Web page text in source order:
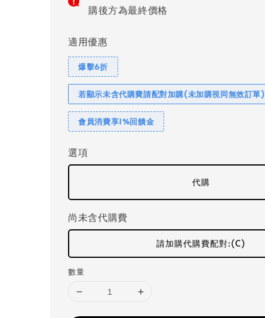
購後方為最終價格
適用優惠
爆擊6折
若顯示未含代購費請配對加購(未加購視同無效訂單)
會員消費享1%回饋金
選項
代購
尚未含代購費
請加購代購費配對:(C)
數量